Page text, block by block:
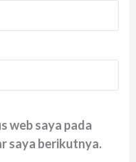
web saya pada
saya berikutnya.